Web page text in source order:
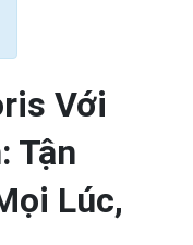
Với
Tận
Lúc,